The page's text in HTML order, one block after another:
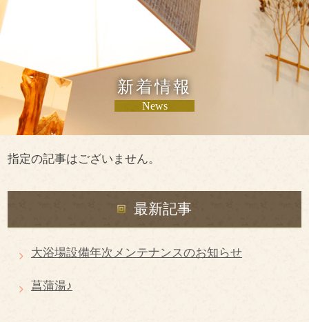
新着情報
News
指定の記事はございません。
最新記事
大浴場設備年次メンテナンスのお知らせ
菖蒲湯♪